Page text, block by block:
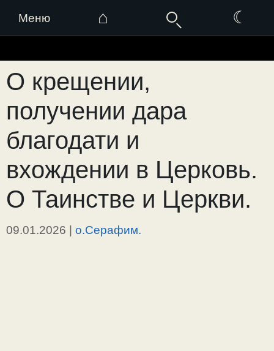
Меню ⌂ ☾
к
содержимому
О крещении,
получении дара
благодати и
вхождении в Церковь.
О Таинстве и Церкви.
09.01.2026 | о.Серафим.